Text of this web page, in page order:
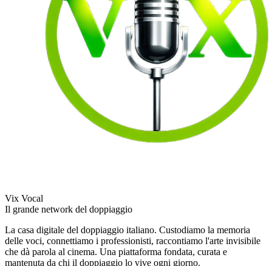
Vix Vocal
Il grande network del doppiaggio
La casa digitale del doppiaggio italiano. Custodiamo la memoria
delle voci, connettiamo i professionisti, raccontiamo l'arte invisibile
che dà parola al cinema. Una piattaforma fondata, curata e
mantenuta da chi il doppiaggio lo vive ogni giorno.